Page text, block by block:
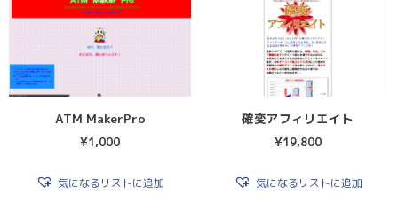
ATM MakerPro
¥1,000
気になるリストに追加
確変アフィリエイト
¥19,800
気になるリストに追加